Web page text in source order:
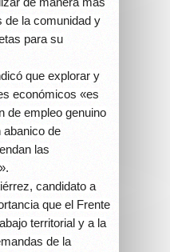
de la comunidad y
para su
que explorar y
económicos «es
de empleo genuino
abanico de
las
candidato a
que el Frente
territorial y a la
de la